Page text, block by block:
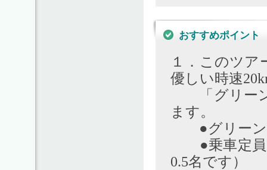
おすすめポイント
１．このツア
優しい時速
「グリーン
ます。
●グリーン
●乗車定員
0.5名です）